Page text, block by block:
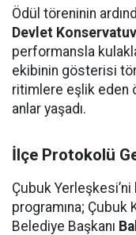
Ödül töreninin
Devlet
performansla
ekibinin gösterisi
ritimlere eşlik eden
anlar yaşadı.
İlçe Protokolü
Çubuk
programına; Çubuk
Belediye Başkanı